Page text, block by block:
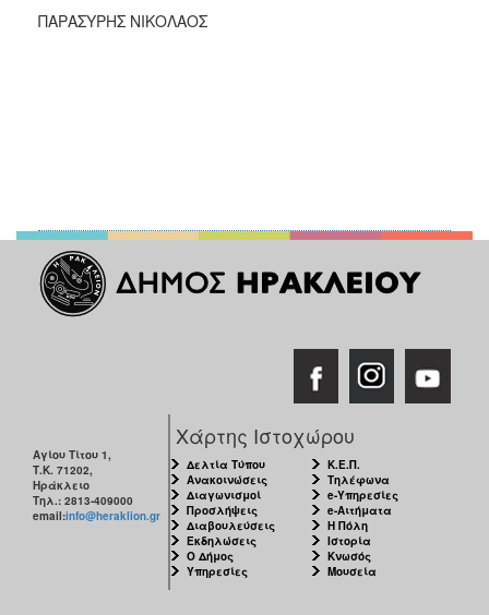
ΠΑΡΑΣΥΡΗΣ ΝΙΚΟΛΑΟΣ
Αγίου Τίτου 1,
Τ.Κ. 71202,
Ηράκλειο
Τηλ.: 2813-409000
email:info@heraklion.gr
Χάρτης Ιστοχώρου
Δελτία Τύπου
Ανακοινώσεις
Διαγωνισμοί
Προσλήψεις
Διαβουλεύσεις
Εκδηλώσεις
Ο Δήμος
Υπηρεσίες
Κ.Ε.Π.
Τηλέφωνα
e-Υπηρεσίες
e-Αιτήματα
Η Πόλη
Ιστορία
Κνωσός
Μουσεία